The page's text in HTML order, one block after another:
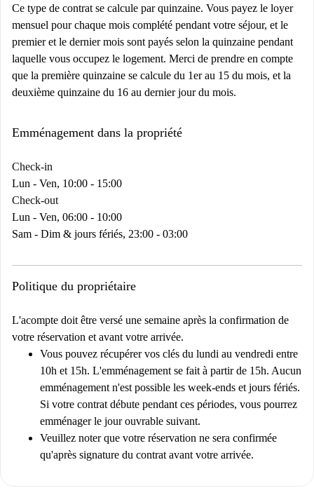
Ce type de contrat se calcule par quinzaine. Vous payez le loyer
mensuel pour chaque mois complété pendant votre séjour, et le
premier et le dernier mois sont payés selon la quinzaine pendant
laquelle vous occupez le logement. Merci de prendre en compte
que la première quinzaine se calcule du 1er au 15 du mois, et la
deuxième quinzaine du 16 au dernier jour du mois.
Emménagement dans la propriété
Check-in
Lun - Ven, 10:00 - 15:00
Check-out
Lun - Ven, 06:00 - 10:00
Sam - Dim & jours fériés, 23:00 - 03:00
Politique du propriétaire
L'acompte doit être versé une semaine après la confirmation de
votre réservation et avant votre arrivée.
Vous pouvez récupérer vos clés du lundi au vendredi entre
10h et 15h. L'emménagement se fait à partir de 15h. Aucun
emménagement n'est possible les week-ends et jours fériés.
Si votre contrat débute pendant ces périodes, vous pourrez
emménager le jour ouvrable suivant.
Veuillez noter que votre réservation ne sera confirmée
qu'après signature du contrat avant votre arrivée.